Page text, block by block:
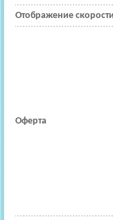
Отображение
Оферта